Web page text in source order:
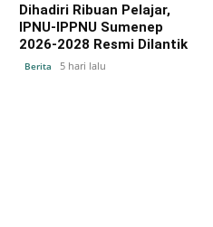
Dihadiri Ribuan Pelajar,
IPNU-IPPNU Sumenep
2026-2028 Resmi Dilantik
Berita 5 hari lalu